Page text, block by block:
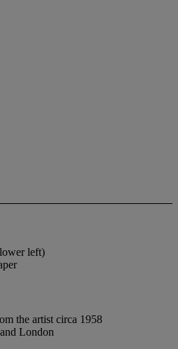
left)
the artist circa 1958
London